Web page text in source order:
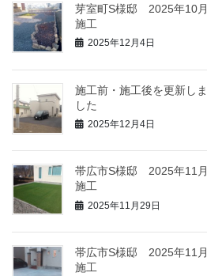
芽室町S様邸 2025年10月
施工
2025年12月4日
施工前・施工後を更新しま
した
2025年12月4日
帯広市S様邸 2025年11月
施工
2025年11月29日
帯広市S様邸 2025年11月
施工